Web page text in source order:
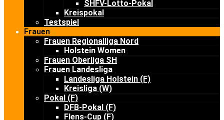
SHFV-Lotto-Pokal
Kreispokal
Testspiel
Frauen
Frauen Regionalliga Nord
Holstein Women
Frauen Oberliga SH
Frauen Landesliga
Landesliga Holstein (F)
Kreisliga (W)
Pokal (F)
DFB-Pokal (F)
Flens-Cup (F)